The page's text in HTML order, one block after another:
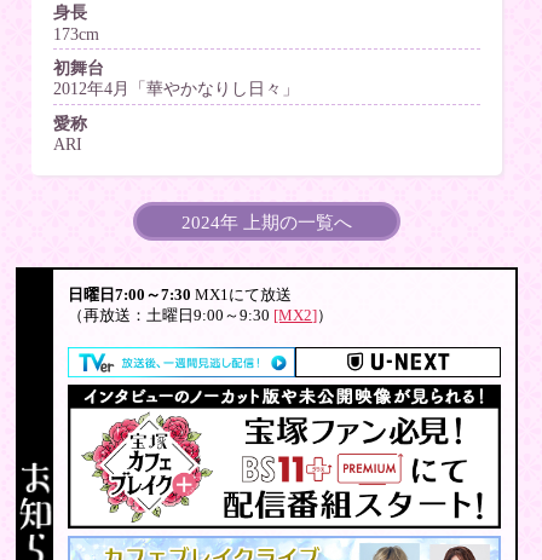
身長
173cm
初舞台
2012年4月「華やかなりし日々」
愛称
ARI
2024年 上期の一覧へ
日曜日7:00～7:30 MX1にて放送
（再放送：土曜日9:00～9:30 [MX2]）